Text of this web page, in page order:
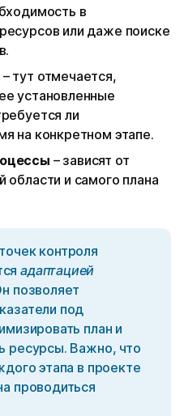
в
или даже поиске
– тут отмечается,
установленные
ли
на конкретном этапе.
– зависят от
области и самого плана
контроля
адаптацией
позволяет
под
план и
ресурсы. Важно, что
этапа в проекте
проводиться